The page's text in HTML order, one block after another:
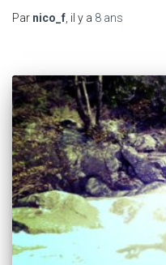
Par nico_f , il y a 8 ans